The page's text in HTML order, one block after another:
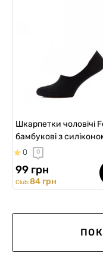
Шкарпетки чоловічі
бамбукові з
чорні
0 0
99 грн
Club:84 грн